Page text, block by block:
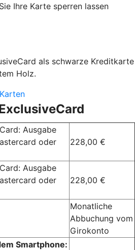
Ihre Karte sperren lassen
als schwarze Kreditkarte
Holz.
Ausgabe
oder
228,00 €
Ausgabe
oder
228,00 €
Monatliche
Abbuchung vom
Girokonto
Smartphone: